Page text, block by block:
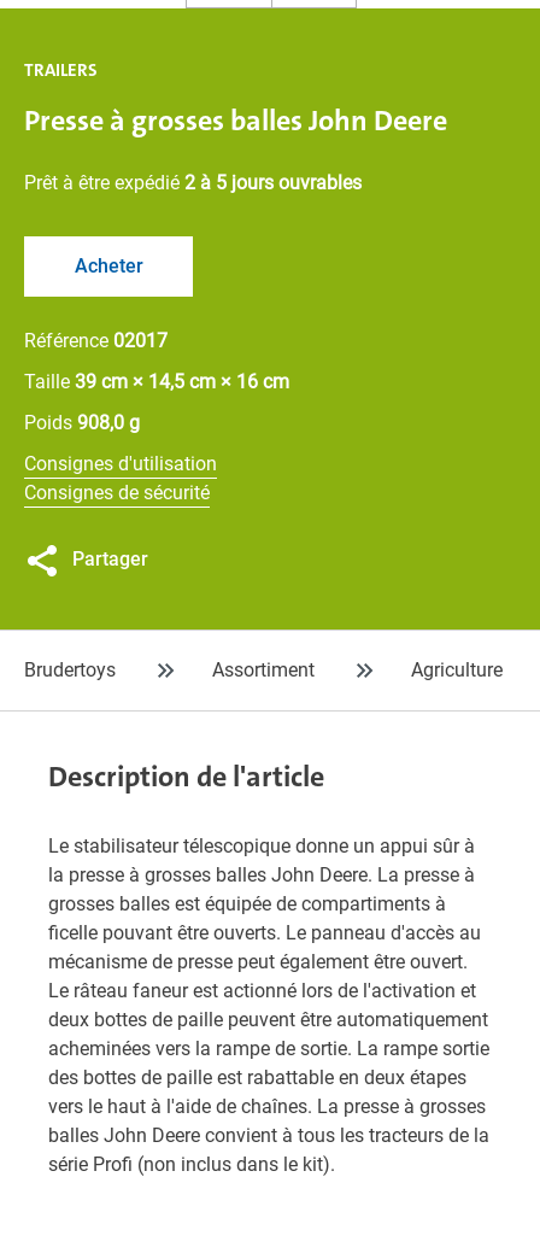
TRAILERS
Presse à grosses balles John Deere
Prêt à être expédié 2 à 5 jours ouvrables
Acheter
Référence 02017
Taille 39 cm × 14,5 cm × 16 cm
Poids 908,0 g
Consignes d'utilisation
Consignes de sécurité
Partager
Brudertoys Assortiment Agriculture
Description de l'article
Le stabilisateur télescopique donne un appui sûr à
la presse à grosses balles John Deere. La presse à
grosses balles est équipée de compartiments à
ficelle pouvant être ouverts. Le panneau d'accès au
mécanisme de presse peut également être ouvert.
Le râteau faneur est actionné lors de l'activation et
deux bottes de paille peuvent être automatiquement
acheminées vers la rampe de sortie. La rampe sortie
des bottes de paille est rabattable en deux étapes
vers le haut à l'aide de chaînes. La presse à grosses
balles John Deere convient à tous les tracteurs de la
série Profi (non inclus dans le kit).